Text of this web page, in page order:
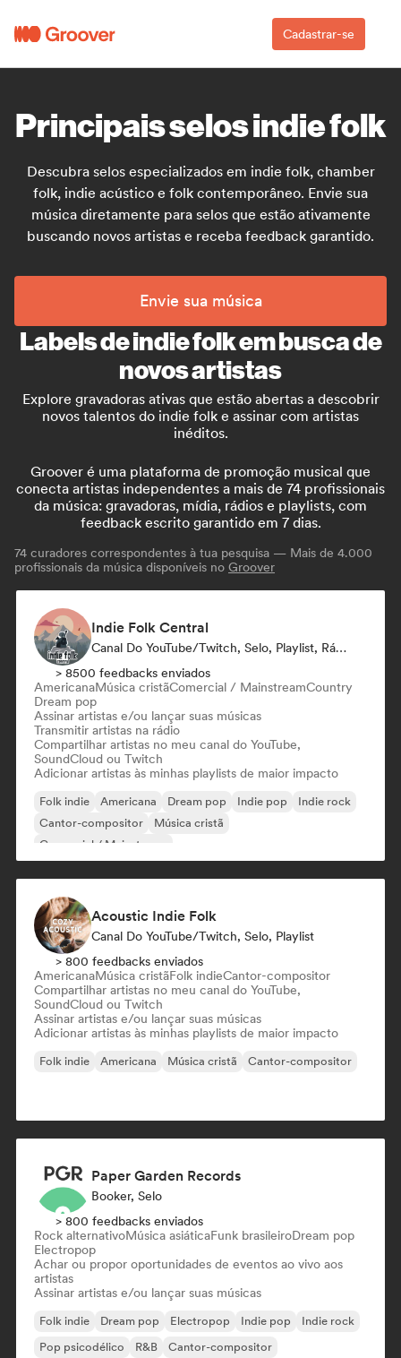
Cadastrar-se
Principais selos indie folk
Descubra selos especializados em indie folk, chamber
folk, indie acústico e folk contemporâneo. Envie sua
música diretamente para selos que estão ativamente
buscando novos artistas e receba feedback garantido.
Envie sua música
Labels de indie folk em busca de
novos artistas
Explore gravadoras ativas que estão abertas a descobrir
novos talentos do indie folk e assinar com artistas
inéditos.
Groover é uma plataforma de promoção musical que
conecta artistas independentes a mais de 74 profissionais
da música: gravadoras, mídia, rádios e playlists, com
feedback escrito garantido em 7 dias.
74 curadores correspondentes à tua pesquisa — Mais de 4.000
profissionais da música disponíveis no Groover
Indie Folk Central
Canal Do YouTube/Twitch, Selo, Playlist, Rádio
> 8500 feedbacks enviados
AmericanaMúsica cristãComercial / MainstreamCountry
Dream pop
Assinar artistas e/ou lançar suas músicas
Transmitir artistas na rádio
Compartilhar artistas no meu canal do YouTube,
SoundCloud ou Twitch
Adicionar artistas às minhas playlists de maior impacto
Folk indie Americana Dream pop Indie pop
Indie rock
Cantor-compositor
Música cristã
Comercial / Mainstream
Acoustic Indie Folk
Canal Do YouTube/Twitch, Selo, Playlist
> 800 feedbacks enviados
AmericanaMúsica cristãFolk indieCantor-compositor
Compartilhar artistas no meu canal do YouTube,
SoundCloud ou Twitch
Assinar artistas e/ou lançar suas músicas
Adicionar artistas às minhas playlists de maior impacto
Folk indie Americana Música cristã Cantor-compositor
Paper Garden Records
Booker, Selo
> 800 feedbacks enviados
Rock alternativoMúsica asiáticaFunk brasileiroDream pop
Electropop
Achar ou propor oportunidades de eventos ao vivo aos
artistas
Assinar artistas e/ou lançar suas músicas
Folk indie Dream pop Electropop Indie pop
Indie rock
Pop psicodélico
R&B Cantor-compositor